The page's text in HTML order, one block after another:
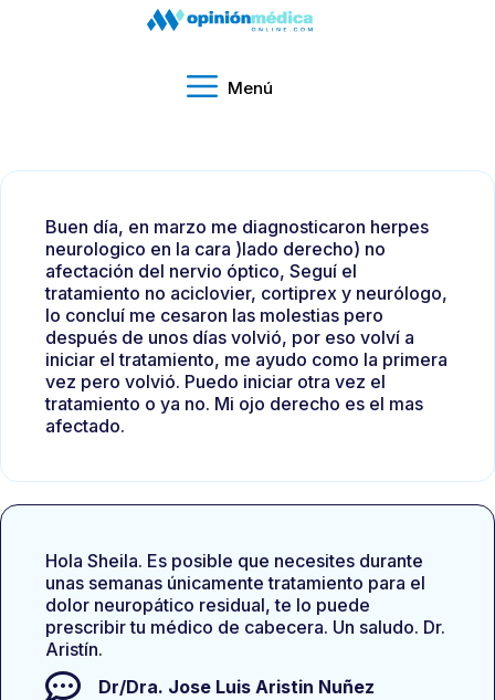
Menú
Buen día, en marzo me diagnosticaron herpes
neurologico en la cara )lado derecho) no
afectación del nervio óptico, Seguí el
tratamiento no aciclovier, cortiprex y neurólogo,
lo concluí me cesaron las molestias pero
después de unos días volvió, por eso volví a
iniciar el tratamiento, me ayudo como la primera
vez pero volvió. Puedo iniciar otra vez el
tratamiento o ya no. Mi ojo derecho es el mas
afectado.
Hola Sheila. Es posible que necesites durante
unas semanas únicamente tratamiento para el
dolor neuropático residual, te lo puede
prescribir tu médico de cabecera. Un saludo. Dr.
Aristín.
Dr/Dra. Jose Luis Aristin Nuñez